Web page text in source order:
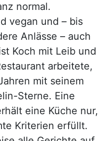
normal.
vegan und – bis
Anlässe – auch
Koch mit Leib und
arbeitete,
mit seinem
Sterne. Eine
eine Küche nur,
Kriterien erfüllt.